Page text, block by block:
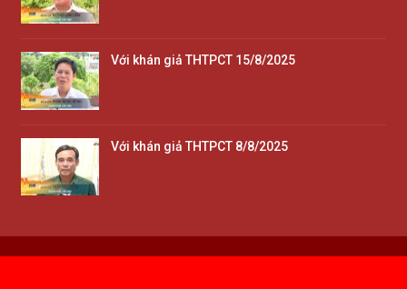
Với khán giả THTPCT 15/8/2025
Với khán giả THTPCT 8/8/2025